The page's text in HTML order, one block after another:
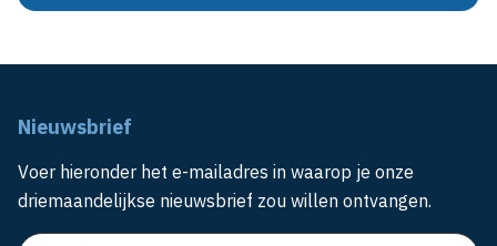
Nieuwsbrief
Voer hieronder het e-mailadres in waarop je onze
driemaandelijkse nieuwsbrief zou willen ontvangen.